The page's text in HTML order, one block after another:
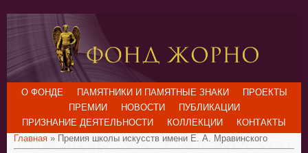
О ФОНДЕ ПАМЯТНИКИ И ПАМЯТНЫЕ ЗНАКИ
ПРОЕКТЫ
ПРЕМИИ
НОВОСТИ
ПУБЛИКАЦИИ
ПРИЗНАНИЕ ДЕЯТЕЛЬНОСТИ
КОЛЛЕКЦИИ
КОНТАКТЫ
Главная » Премия школы искусств имени Е. А. Мравинского